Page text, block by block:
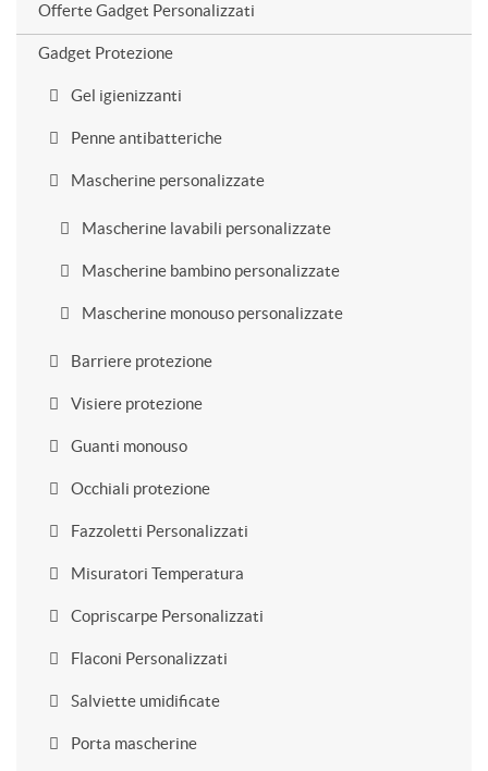
Offerte Gadget Personalizzati
Gadget Protezione
Gel igienizzanti
Penne antibatteriche
Mascherine personalizzate
Mascherine lavabili personalizzate
Mascherine bambino personalizzate
Mascherine monouso personalizzate
Barriere protezione
Visiere protezione
Guanti monouso
Occhiali protezione
Fazzoletti Personalizzati
Misuratori Temperatura
Copriscarpe Personalizzati
Flaconi Personalizzati
Salviette umidificate
Porta mascherine